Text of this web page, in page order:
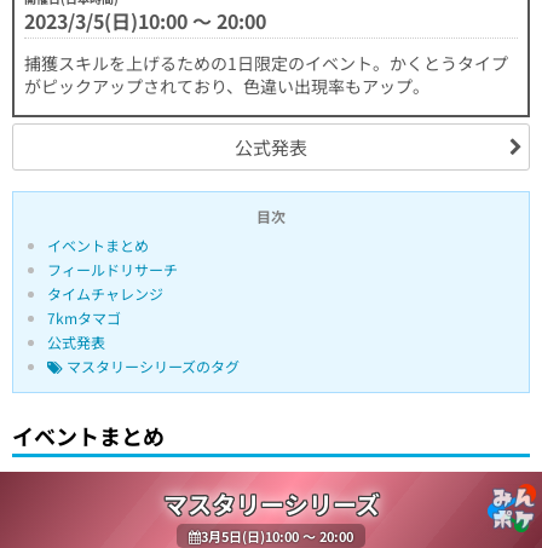
2023/3/5(日)10:00 〜 20:00
捕獲スキルを上げるための1日限定のイベント。かくとうタイプ
がピックアップされており、色違い出現率もアップ。
公式発表
目次
イベントまとめ
フィールドリサーチ
タイムチャレンジ
7kmタマゴ
公式発表
マスタリーシリーズのタグ
イベントまとめ
マスタリーシリーズ
3月5日(日)10:00 〜 20:00